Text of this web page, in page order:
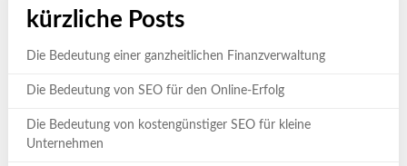
kürzliche Posts
Die Bedeutung einer ganzheitlichen Finanzverwaltung
Die Bedeutung von SEO für den Online-Erfolg
Die Bedeutung von kostengünstiger SEO für kleine
Unternehmen